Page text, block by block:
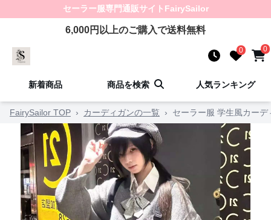
セーラー服専門通販サイト FairySailor
6,000円以上のご購入で送料無料
0 0
新着商品 商品を検索 人気ランキング
FairySailor TOP › カーディガンの一覧 › セーラー服 学生風カーデ